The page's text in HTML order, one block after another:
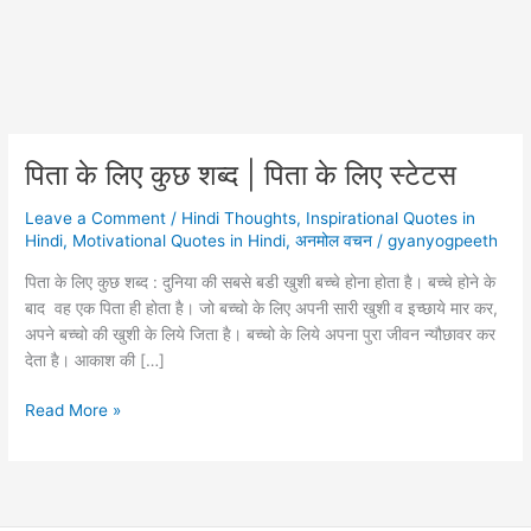
पिता के लिए कुछ शब्द | पिता के लिए स्टेटस
Leave a Comment / Hindi Thoughts, Inspirational Quotes in
Hindi, Motivational Quotes in Hindi,अनमोल वचन /gyanyogpeeth
पिता के लिए कुछ शब्द : दुनिया की सबसे बडी खुशी बच्चे होना होता है। बच्चे होने के
बाद वह एक पिता ही होता है। जो बच्चो के लिए अपनी सारी खुशी व इच्छाये मार कर,
अपने बच्चो की खुशी के लिये जिता है। बच्चो के लिये अपना पुरा जीवन न्यौछावर कर
देता है। आकाश की […]
पिता
Read More »